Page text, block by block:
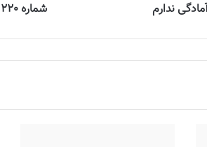
ندارم شماره 1220 روزنامه فوتبالز منتشر شد